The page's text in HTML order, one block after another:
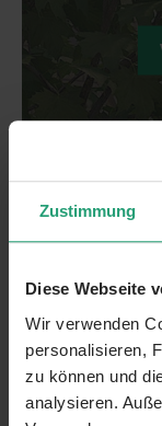
Zustimmung
Diese Webseite
Wir verwenden
personalisieren,
zu können und
analysieren.
Ausstattung
massive
voll verklinkert
voll unterkellert
kontrollierte